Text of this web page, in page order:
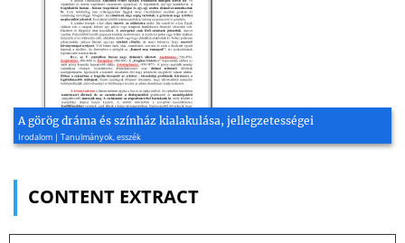
A görög dráma és színház kialakulása, jellegzetességei
Irodalom | Tanulmányok, esszék
CONTENT EXTRACT